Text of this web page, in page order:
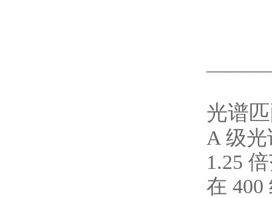
光谱
A 级
1.25
在 400